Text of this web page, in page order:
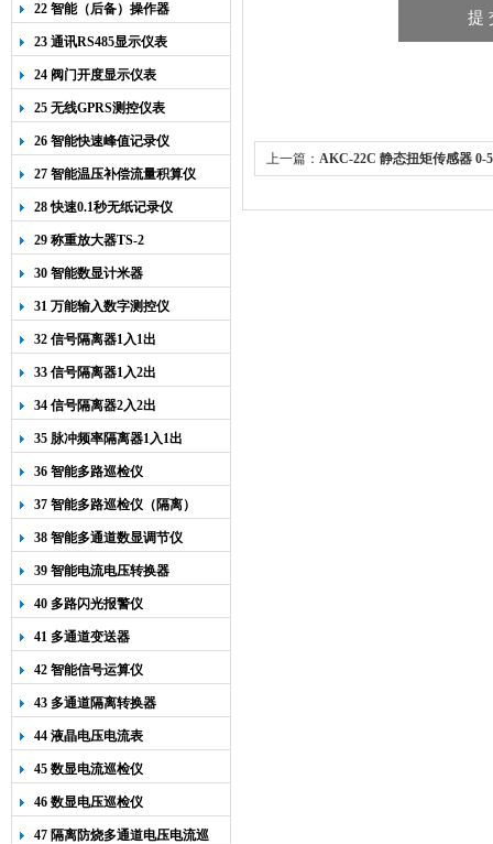
22 智能（后备）操作器
23 通讯RS485显示仪表
24 阀门开度显示仪表
25 无线GPRS测控仪表
26 智能快速峰值记录仪
27 智能温压补偿流量积算仪
28 快速0.1秒无纸记录仪
29 称重放大器TS-2
30 智能数显计米器
31 万能输入数字测控仪
32 信号隔离器1入1出
33 信号隔离器1入2出
34 信号隔离器2入2出
35 脉冲频率隔离器1入1出
36 智能多路巡检仪
37 智能多路巡检仪（隔离）
38 智能多通道数显调节仪
39 智能电流电压转换器
40 多路闪光报警仪
41 多通道变送器
42 智能信号运算仪
43 多通道隔离转换器
44 液晶电压电流表
45 数显电流巡检仪
46 数显电压巡检仪
47 隔离防烧多通道电压电流巡
上一篇： AKC-22C 静态扭矩传感器 0-